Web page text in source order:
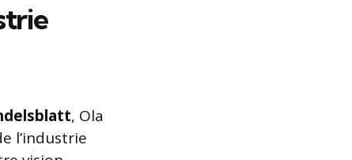
, Ola
l’industrie